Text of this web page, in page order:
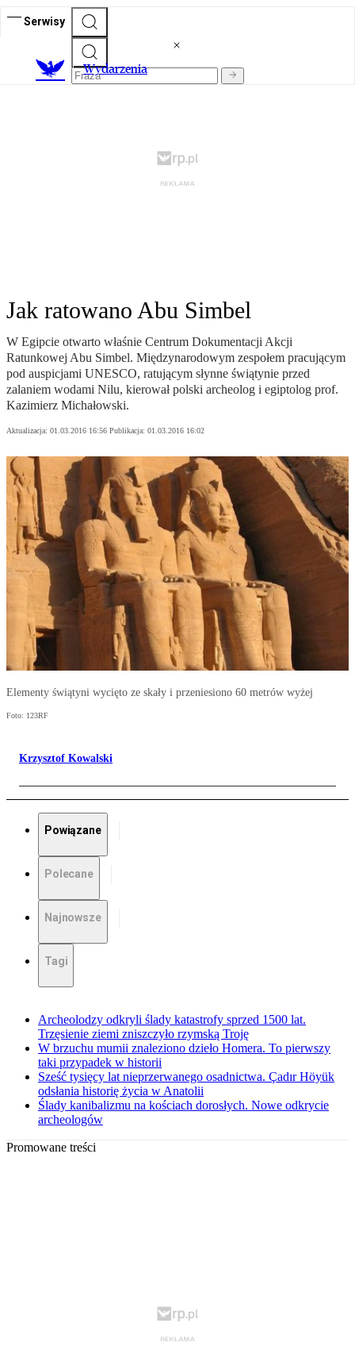
Serwisy
Wydarzenia
Jak ratowano Abu Simbel
W Egipcie otwarto właśnie Centrum Dokumentacji Akcji
Ratunkowej Abu Simbel. Międzynarodowym zespołem pracującym
pod auspicjami UNESCO, ratującym słynne świątynie przed
zalaniem wodami Nilu, kierował polski archeolog i egiptolog prof.
Kazimierz Michałowski.
Aktualizacja: 01.03.2016 16:56 Publikacja: 01.03.2016 16:02
Elementy świątyni wycięto ze skały i przeniesiono 60 metrów wyżej
Foto: 123RF
Krzysztof Kowalski
Powiązane
Polecane
Najnowsze
Tagi
Archeolodzy odkryli ślady katastrofy sprzed 1500 lat.
Trzęsienie ziemi zniszczyło rzymską Troję
W brzuchu mumii znaleziono dzieło Homera. To pierwszy
taki przypadek w historii
Sześć tysięcy lat nieprzerwanego osadnictwa. Çadır Höyük
odsłania historię życia w Anatolii
Ślady kanibalizmu na kościach dorosłych. Nowe odkrycie
archeologów
Promowane treści